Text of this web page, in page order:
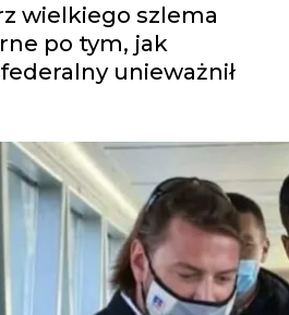
wielkiego szlema
po tym, jak
unieważnił